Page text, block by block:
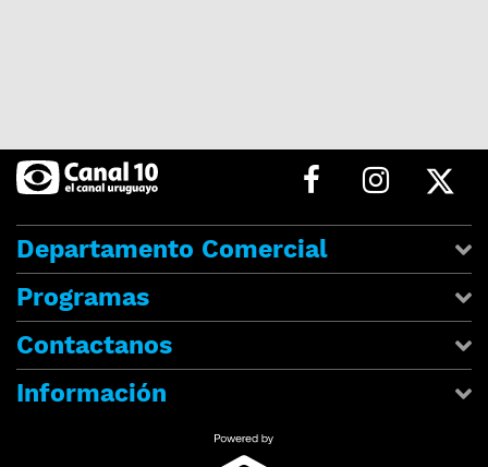
Departamento Comercial
Programas
Contactanos
Información